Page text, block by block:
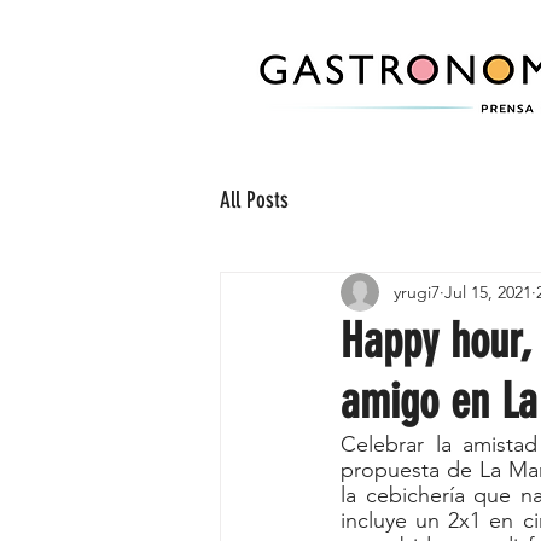
All Posts
Happy
amigo en
yrugi7 Jul 15, 2021
Celebrar la
propuesta de La
la cebichería que
incluye un 2x1 en